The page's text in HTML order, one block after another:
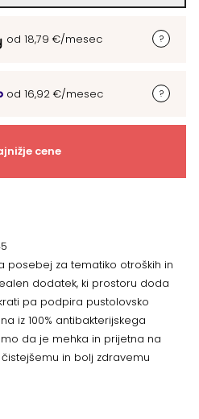
od 18,79 €/mesec
od 16,92 €/mesec
cene
posebej za tematiko otroških in
dodatek, ki prostoru doda
pa podpira pustolovsko
iz 100% antibakterijskega
da je mehka in prijetna na
in bolj zdravemu